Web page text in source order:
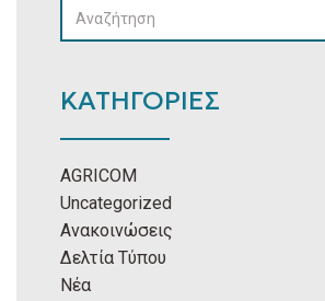
ΚΑΤΗΓΟΡΙΕΣ
AGRICOM
Uncategorized
Ανακοινώσεις
Δελτία Τύπου
Νέα